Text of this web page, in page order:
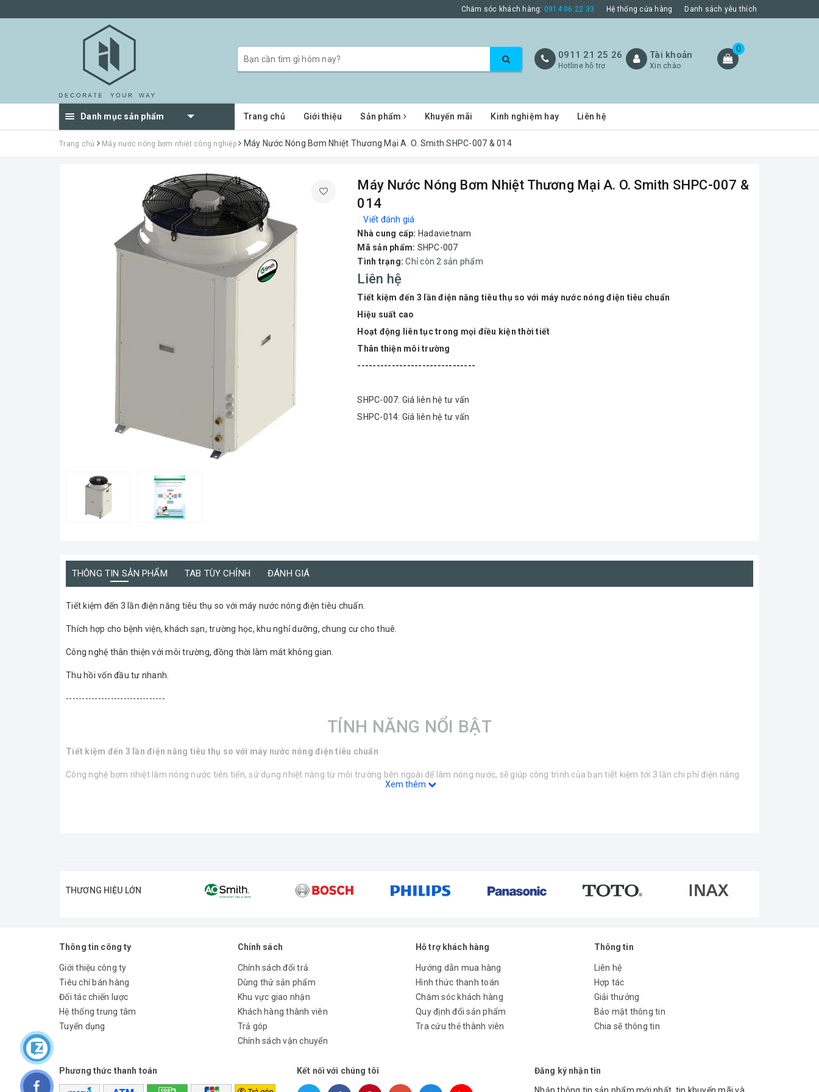
Chăm sóc khách hàng: 0914 06 22 33 Hệ thống cửa hàng Danh sách yêu thích
0911 21 25 26
Hotline hỗ trợ
Tài khoản
Xin chào
0
Danh mục sản phẩm Trang chủ Giới thiệu Sản phẩm Khuyến mãi Kinh nghiệm hay Liên hệ
Trang chủ Máy nước nóng bơm nhiệt công nghiệp Máy Nước Nóng Bơm Nhiệt Thương Mại A. O. Smith SHPC-007 & 014
Máy Nước Nóng Bơm Nhiệt Thương Mại A. O. Smith SHPC-007 &
014
Viết đánh giá
Nhà cung cấp: Hadavietnam
Mã sản phẩm: SHPC-007
Tình trạng: Chỉ còn 2 sản phẩm
Liên hệ
Tiết kiệm đến 3 lần điện năng tiêu thụ so với máy nước nóng điện tiêu chuẩn
Hiệu suất cao
Hoạt động liên tục trong mọi điều kiện thời tiết
Thân thiện môi trường
-------------------------------
SHPC-007: Giá liên hệ tư vấn
SHPC-014: Giá liên hệ tư vấn
THÔNG TIN SẢN PHẨM TAB TÙY CHỈNH ĐÁNH GIÁ
Tiết kiệm đến 3 lần điện năng tiêu thụ so với máy nước nóng điện tiêu chuẩn.
Thích hợp cho bệnh viện, khách sạn, trường học, khu nghỉ dưỡng, chung cư cho thuê.
Công nghệ thân thiện với môi trường, đồng thời làm mát không gian.
Thu hồi vốn đầu tư nhanh.
-------------------------------
TÍNH NĂNG NỔI BẬT
Tiết kiệm đến 3 lần điện năng tiêu thụ so với máy nước nóng điện tiêu chuẩn
Công nghệ bơm nhiệt làm nóng nước tiên tiến, sử dụng nhiệt năng từ môi trường bên ngoài để làm nóng nước, sẽ giúp công trình của bạn tiết kiệm tới 3 lần chi phí điện năng
Góp phần làm mát không gian cùng một lúc.
Sử dụng nguồn năng lượng tái tạo
bơm nhiệtTHÔNG SỐ KỸ THUẬT
Công suất (kW) 15.7 32.2
Xem thêm
THƯƠNG HIỆU LỚN
Thông tin công ty
Giới thiệu công ty
Tiêu chí bán hàng
Đối tác chiến lược
Hệ thống trung tâm
Tuyển dụng
Chính sách
Chính sách đổi trả
Dùng thử sản phẩm
Khu vực giao nhận
Khách hàng thành viên
Trả góp
Chính sách vận chuyển
Hỗ trợ khách hàng
Hướng dẫn mua hàng
Hình thức thanh toán
Chăm sóc khách hàng
Quy định đổi sản phẩm
Tra cứu thẻ thành viên
Thông tin
Liên hệ
Hợp tác
Giải thưởng
Bảo mật thông tin
Chia sẽ thông tin
Phương thức thanh toán Kết nối với chúng tôi
Đăng ký nhận tin